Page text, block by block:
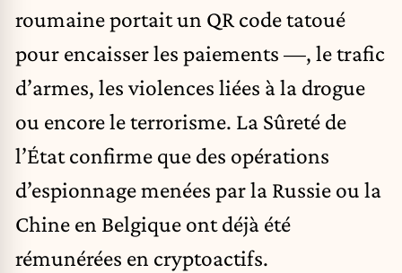
roumaine portait un QR code tatoué
pour encaisser les paiements —, le trafic
d’armes, les violences liées à la drogue
ou encore le terrorisme. La Sûreté de
l’État confirme que des opérations
d’espionnage menées par la Russie ou la
Chine en Belgique ont déjà été
rémunérées en cryptoactifs.